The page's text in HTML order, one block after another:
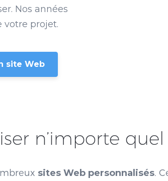
Nos années
votre projet.
site Web
n’importe quel
sites Web personnalisés.